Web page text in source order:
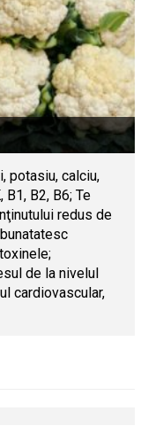
potasiu, calciu,
B1, B2, B6; Te
redus de
de la nivelul
cardiovascular,